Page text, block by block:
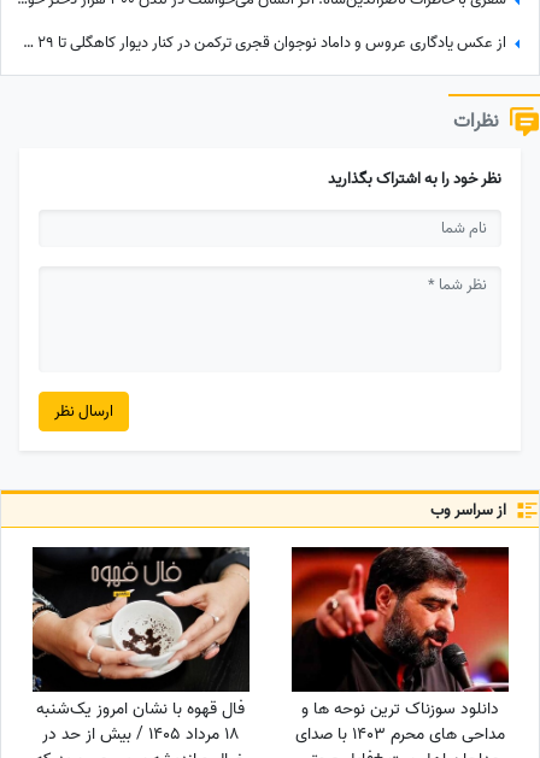
از عکس یادگاری عروس و داماد نوجوان قجری ترکمن در کنار دیوار کاهگلی تا 29 سالگی مونیکا بلوچی با شال سفید پردار
نظرات
نظر خود را به اشتراک بگذارید
ارسال نظر
از سراسر وب
دانلود سوزناک ترین نوحه ها و
مداحی های محرم 1403 با صدای
فال قهوه با نشان امروز یک‌شنبه
18 مرداد 1405 / بیش از حد در